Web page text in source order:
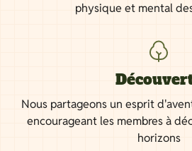
physique et mental
Nous partageons un esprit
encourageant les membres à
horizons